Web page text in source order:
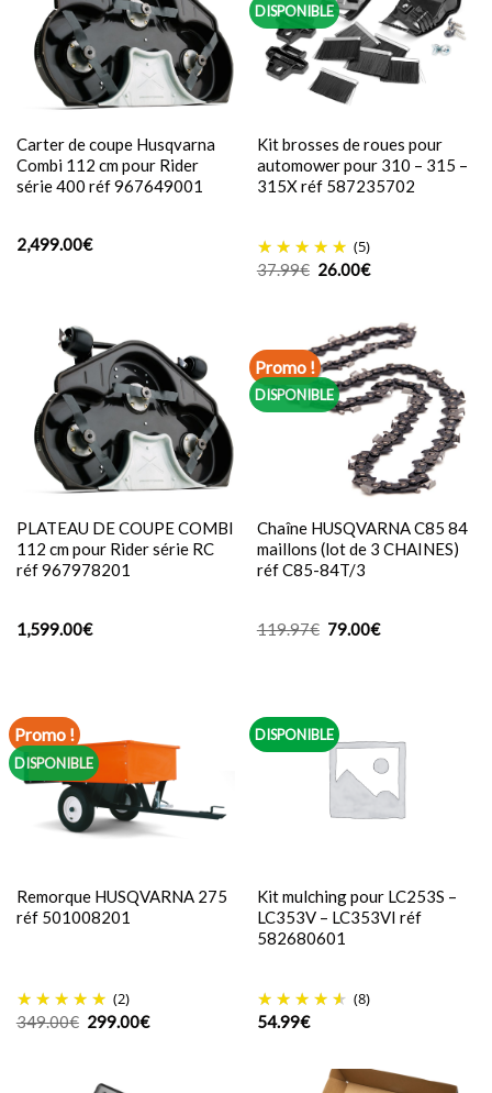
Carter de coupe Husqvarna
Combi 112 cm pour Rider
série 400 réf 967649001
2,499.00€
DISPONIBLE
Kit brosses de roues pour
automower pour 310 – 315 –
315X réf 587235702
(5)
37.99€ Le
prix
37.99€.
26.00€Le
prix
26.00€.
PLATEAU DE COUPE COMBI
112 cm pour Rider série RC
réf 967978201
1,599.00€
Promo !
DISPONIBLE
Chaîne HUSQVARNA C85 84
maillons (lot de 3 CHAINES)
réf C85-84T/3
119.97€ Le
prix
79.00€Le
prix
Promo !
DISPONIBLE
Remorque HUSQVARNA 275
réf 501008201
(2)
349.00€ Le
prix
299.00€Le
prix
DISPONIBLE
Kit mulching pour LC253S –
LC353V – LC353VI réf
582680601
(8)
54.99€